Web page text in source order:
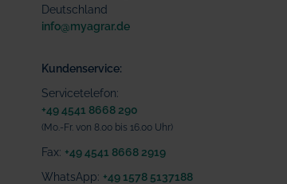
Deutschland
info@myagrar.de
Kundenservice:
Servicetelefon:
+49 4541 8668 290
(Mo.-Fr. von 8.00 bis 16.00 Uhr)
Fax: +49 4541 8668 2919
WhatsApp: +49 1578 5137188